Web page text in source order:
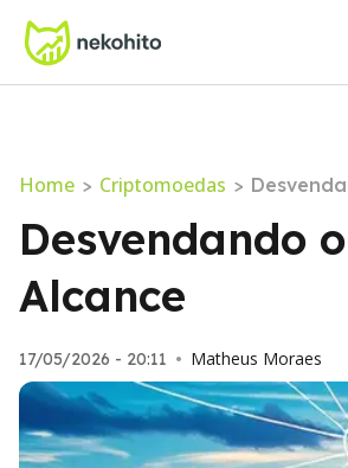
Home > Criptomoedas >
Desvendando
Alcance
17/05/2026 - 20:11 • Matheus Moraes